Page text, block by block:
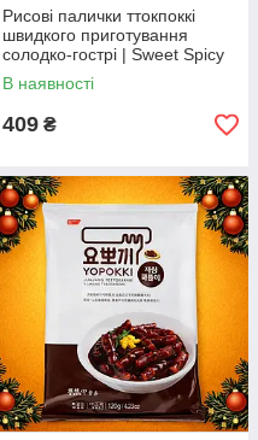
Рисові палички ттокпоккі
швидкого приготування
солодко-гострі | Sweet Spicy
Topokki | Південна Корея |
Yopokki | 280 г ЧAO
В наявності
409 ₴